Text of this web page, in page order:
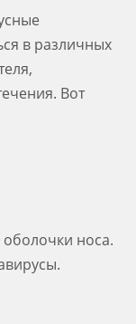
в различных
Вот
носа.